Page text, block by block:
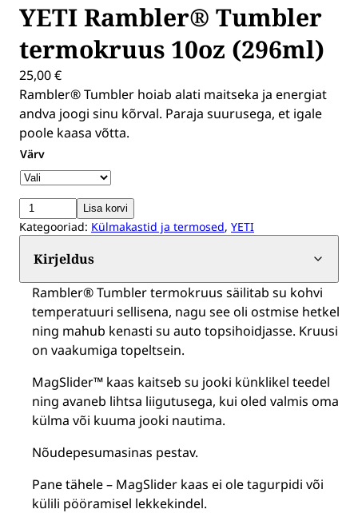
YETI Rambler® Tumbler
termokruus 10oz (296ml)
25,00€
Rambler® Tumbler hoiab alati maitseka ja energiat
andva joogi sinu kõrval. Paraja suurusega, et igale
poole kaasa võtta.
Värv
YETI
Rambler®
Tumbler
10oz
(296ml)
Lisa korvi
Kategooriad: Külmakastid ja termosed, YETI
Kirjeldus
Rambler® Tumbler termokruus säilitab su kohvi
temperatuuri sellisena, nagu see oli ostmise hetkel
ning mahub kenasti su auto topsihoidjasse. Kruusil
on vaakumiga topeltsein.
MagSlider™ kaas kaitseb su jooki künklikel teedel
ning avaneb lihtsa liigutusega, kui oled valmis oma
külma või kuuma jooki nautima.
Nõudepesumasinas pestav.
Pane tähele – MagSlider kaas ei ole tagurpidi või
külili pööramisel lekkekindel.